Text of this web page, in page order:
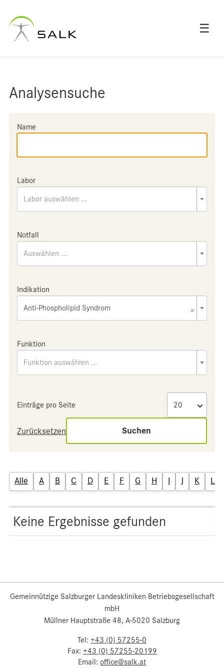
☰
Analysensuche
Name
Labor
Labor auswählen ...
Notfall
Auswählen ...
Indikation
×
Anti-Phospholipid Syndrom
Funktion
Funktion auswählen ...
Einträge pro Seite
Zurücksetzen Suchen
Alle A B C D E F G H I J K L
Keine Ergebnisse gefunden
Gemeinnützige Salzburger Landeskliniken Betriebsgesellschaft
mbH
Müllner Hauptstraße 48, A-5020 Salzburg
Tel: +43 (0) 57255-0
Fax: +43 (0) 57255-20199
Email: office@salk.at